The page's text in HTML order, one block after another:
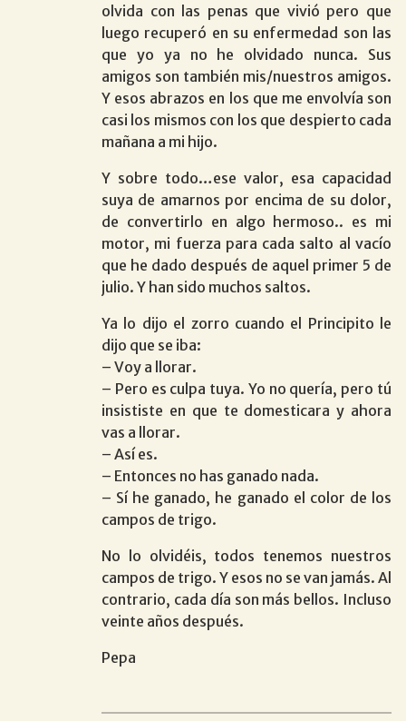
olvida con las penas que vivió pero que
luego recuperó en su enfermedad son las
que yo ya no he olvidado nunca. Sus
amigos son también mis/nuestros amigos.
Y esos abrazos en los que me envolvía son
casi los mismos con los que despierto cada
mañana a mi hijo.
Y sobre todo…ese valor, esa capacidad
suya de amarnos por encima de su dolor,
de convertirlo en algo hermoso.. es mi
motor, mi fuerza para cada salto al vacío
que he dado después de aquel primer 5 de
julio. Y han sido muchos saltos.
Ya lo dijo el zorro cuando el Principito le
dijo que se iba:
– Voy a llorar.
– Pero es culpa tuya. Yo no quería, pero tú
insististe en que te domesticara y ahora
vas a llorar.
– Así es.
– Entonces no has ganado nada.
– Sí he ganado, he ganado el color de los
campos de trigo.
No lo olvidéis, todos tenemos nuestros
campos de trigo. Y esos no se van jamás. Al
contrario, cada día son más bellos. Incluso
veinte años después.
Pepa